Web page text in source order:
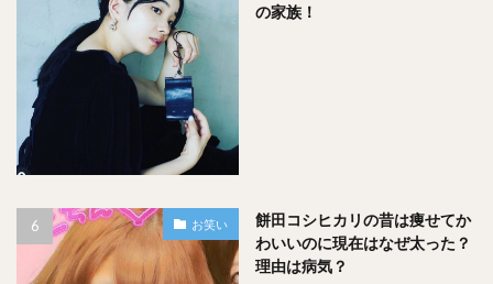
の家族！
お笑い
餅田コシヒカリの昔は痩せてか
わいいのに現在はなぜ太った？
理由は病気？